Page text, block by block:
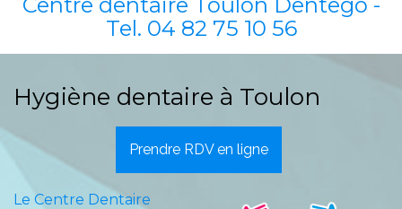
Tel. 04 82 75 10 56
Hygiène dentaire à Toulon
Prendre RDV en ligne
Le Centre Dentaire